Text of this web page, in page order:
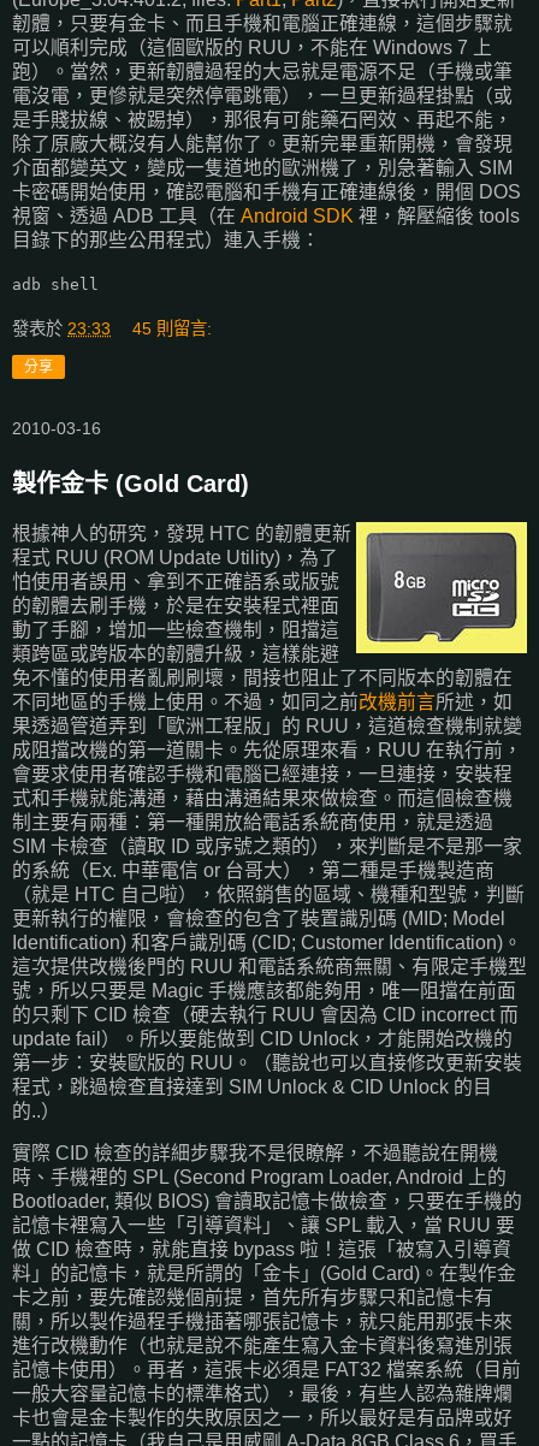
韌體，只要有金卡、而且手機和電腦正確連線，這個步驟就
可以順利完成（這個歐版的 RUU，不能在 Windows 7 上
跑）。當然，更新韌體過程的大忌就是電源不足（手機或筆
電沒電，更慘就是突然停電跳電），一旦更新過程掛點（或
是手賤拔線、被踢掉），那很有可能藥石罔效、再起不能，
除了原廠大概沒有人能幫你了。更新完畢重新開機，會發現
介面都變英文，變成一隻道地的歐洲機了，別急著輸入 SIM
卡密碼開始使用，確認電腦和手機有正確連線後，開個 DOS
視窗、透過 ADB 工具（在 Android SDK 裡，解壓縮後 tools
目錄下的那些公用程式）連入手機：
adb shell
發表於 23:33 45 則留言:
分享
2010-03-16
製作金卡 (Gold Card)
根據神人的研究，發現 HTC 的韌體更新
程式 RUU (ROM Update Utility)，為了
怕使用者誤用、拿到不正確語系或版號
的韌體去刷手機，於是在安裝程式裡面
動了手腳，增加一些檢查機制，阻擋這
類跨區或跨版本的韌體升級，這樣能避
免不懂的使用者亂刷刷壞，間接也阻止了不同版本的韌體在
不同地區的手機上使用。不過，如同之前改機前言所述，如
果透過管道弄到「歐洲工程版」的 RUU，這道檢查機制就變
成阻擋改機的第一道關卡。先從原理來看，RUU 在執行前，
會要求使用者確認手機和電腦已經連接，一旦連接，安裝程
式和手機就能溝通，藉由溝通結果來做檢查。而這個檢查機
制主要有兩種：第一種開放給電話系統商使用，就是透過
SIM 卡檢查（讀取 ID 或序號之類的），來判斷是不是那一家
的系統（Ex. 中華電信 or 台哥大），第二種是手機製造商
（就是 HTC 自己啦），依照銷售的區域、機種和型號，判斷
更新執行的權限，會檢查的包含了裝置識別碼 (MID; Model
Identification) 和客戶識別碼 (CID; Customer Identification)。
這次提供改機後門的 RUU 和電話系統商無關、有限定手機型
號，所以只要是 Magic 手機應該都能夠用，唯一阻擋在前面
的只剩下 CID 檢查（硬去執行 RUU 會因為 CID incorrect 而
update fail）。所以要能做到 CID Unlock，才能開始改機的
第一步：安裝歐版的 RUU。（聽說也可以直接修改更新安裝
程式，跳過檢查直接達到 SIM Unlock & CID Unlock 的目
的..）
實際 CID 檢查的詳細步驟我不是很瞭解，不過聽說在開機
時、手機裡的 SPL (Second Program Loader, Android 上的
Bootloader, 類似 BIOS) 會讀取記憶卡做檢查，只要在手機的
記憶卡裡寫入一些「引導資料」、讓 SPL 載入，當 RUU 要
做 CID 檢查時，就能直接 bypass 啦！這張「被寫入引導資
料」的記憶卡，就是所謂的「金卡」(Gold Card)。在製作金
卡之前，要先確認幾個前提，首先所有步驟只和記憶卡有
關，所以製作過程手機插著哪張記憶卡，就只能用那張卡來
進行改機動作（也就是說不能產生寫入金卡資料後寫進別張
記憶卡使用）。再者，這張卡必須是 FAT32 檔案系統（目前
一般大容量記憶卡的標準格式），最後，有些人認為雜牌爛
卡也會是金卡製作的失敗原因之一，所以最好是有品牌或好